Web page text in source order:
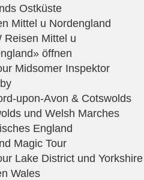
Ostküste
Mittel u Nordengland
Reisen Mittel u
öffnen
Midsomer Inspektor
upon-Avon & Cotswolds
und Welsh Marches
England
Magic Tour
Lake District und Yorkshire
Wales